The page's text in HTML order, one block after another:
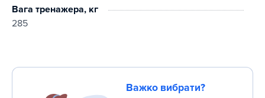
Вага тренажера, кг
285
Важко вибрати?